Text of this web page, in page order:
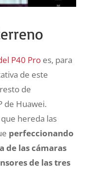
P40 Proes, para
de este
de
de Huawei.
hereda las
perfeccionando
de las cámaras
de las tres